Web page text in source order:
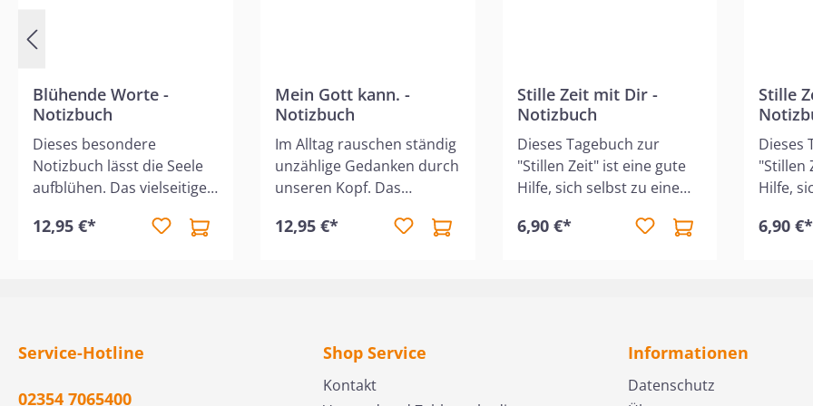
Blühende Worte -
Notizbuch
Dieses besondere
Notizbuch lässt die Seele
aufblühen. Das vielseitige
für Erlebnisse, Ideen,
Mokosch verleiht den
12,95 €*
Mein Gott kann. -
Notizbuch
Im Alltag rauschen ständig
unzählige Gedanken durch
unseren Kopf. Das
Notizbuch bietet dir eine
ist liniert, enthält 12
geschmackvoll gestaltete
12,95 €*
Stille Zeit mit Dir -
Notizbuch
Dieses Tagebuch zur
"Stillen Zeit" ist eine gute
Hilfe, sich selbst zu einem
konzentrierten Bibellesen
gefragt wird. Auf den
6,90 €*
Stille
Dieses
"Stillen
Hilfe,
zu
für
6,90 €*
Service-Hotline
02354 7065400
Shop Service
Kontakt
Informationen
Datenschutz